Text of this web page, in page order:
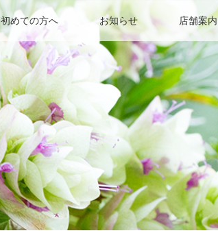
初めての方へ お知らせ 店舗案内